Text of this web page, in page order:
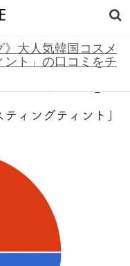
大人気韓国コスメ
ント」の口コミをチ